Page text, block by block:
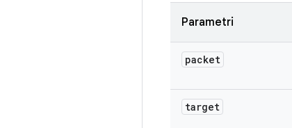
Parametri
packet
target